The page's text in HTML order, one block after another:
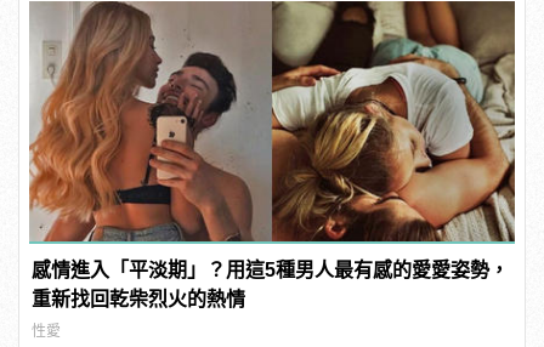
感情進入「平淡期」？用這5種男人最有感的愛愛姿勢，
重新找回乾柴烈火的熱情
性愛